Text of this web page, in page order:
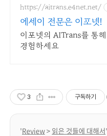
https://aitrans.e4net.net/
에세이 전문은 이포넷!
이포넷의 AITrans를 통
경험하세요
3 구독하기
'Review> 읽은 것들에 대해서